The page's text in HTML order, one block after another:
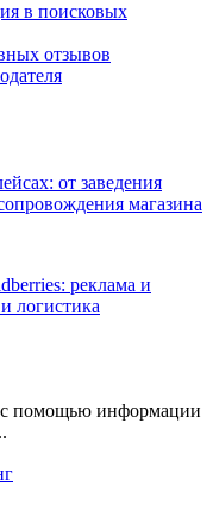
в поисковых
отзывов
от заведения
магазина
реклама и
логистика
помощью информации